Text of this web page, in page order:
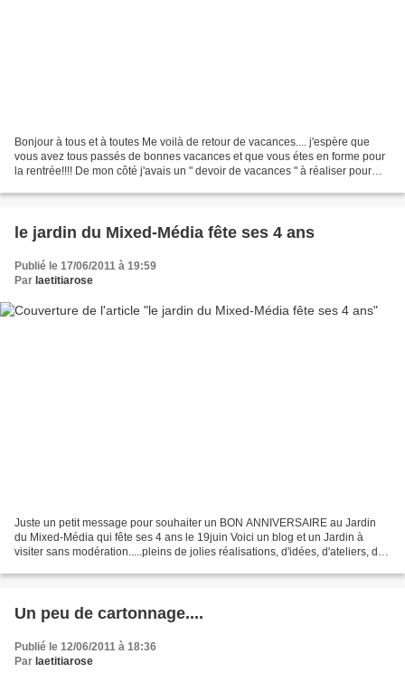
Bonjour à tous et à toutes Me voilà de retour de vacances.... j'espère que
vous avez tous passés de bonnes vacances et que vous étes en forme pour
la rentrée!!!! De mon côté j'avais un " devoir de vacances " à réaliser pour
le jardin du Mixed-Média fête ses 4 ans
Publié le 17/06/2011 à 19:59
Par laetitiarose
Juste un petit message pour souhaiter un BON ANNIVERSAIRE au Jardin
du Mixed-Média qui fête ses 4 ans le 19juin Voici un blog et un Jardin à
visiter sans modération.....pleins de jolies réalisations, d'idées, d'ateliers, de
Un peu de cartonnage....
Publié le 12/06/2011 à 18:36
Par laetitiarose